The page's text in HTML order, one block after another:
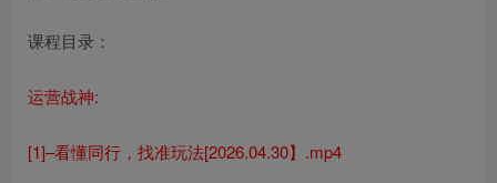
课程目录：
运营战神:
[1]–看懂同行，找准玩法[2026.04.30】.mp4